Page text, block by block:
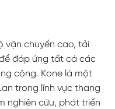
vận chuyển cao, tải
đáp ứng tất cả các
cộng. Kone là một
trong lĩnh vực thang
nghiên cứu, phát triển